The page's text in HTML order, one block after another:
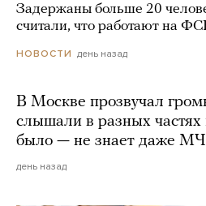
Задержаны больше 20
считали, что работают на
НОВОСТИ день назад
В Москве прозвучал
слышали в разных частях
было — не знает даже
день назад